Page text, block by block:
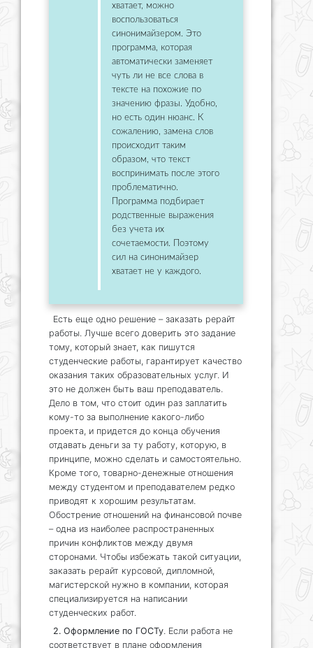
хватает, можно
воспользоваться
синонимайзером. Это
программа, которая
автоматически заменяет
чуть ли не все слова в
тексте на похожие по
значению фразы. Удобно,
но есть один нюанс. К
сожалению, замена слов
происходит таким
образом, что текст
воспринимать после этого
проблематично.
Программа подбирает
родственные выражения
без учета их
сочетаемости. Поэтому
сил на синонимайзер
хватает не у каждого.
Есть еще одно решение – заказать рерайт
работы. Лучше всего доверить это задание
тому, который знает, как пишутся
студенческие работы, гарантирует качество
оказания таких образовательных услуг. И
это не должен быть ваш преподаватель.
Дело в том, что стоит один раз заплатить
кому-то за выполнение какого-либо
проекта, и придется до конца обучения
отдавать деньги за ту работу, которую, в
принципе, можно сделать и самостоятельно.
Кроме того, товарно-денежные отношения
между студентом и преподавателем редко
приводят к хорошим результатам.
Обострение отношений на финансовой почве
– одна из наиболее распространенных
причин конфликтов между двумя
сторонами. Чтобы избежать такой ситуации,
заказать рерайт курсовой, дипломной,
магистерской нужно в компании, которая
специализируется на написании
студенческих работ.
2. Оформление по ГОСТу . Если работа не
соответствует в плане оформления